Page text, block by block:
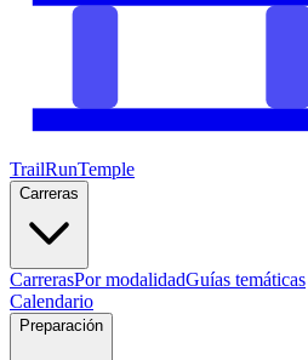
TrailRunTemple
Carreras
CarrerasPor modalidadGuías temáticas
Calendario
Preparación